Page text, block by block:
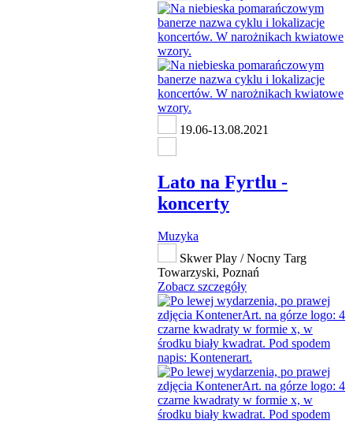
19.06-13.08.2021
Lato na Fyrtlu -
koncerty
Muzyka
Skwer Play / Nocny Targ
Towarzyski, Poznań
Zobacz szczegóły